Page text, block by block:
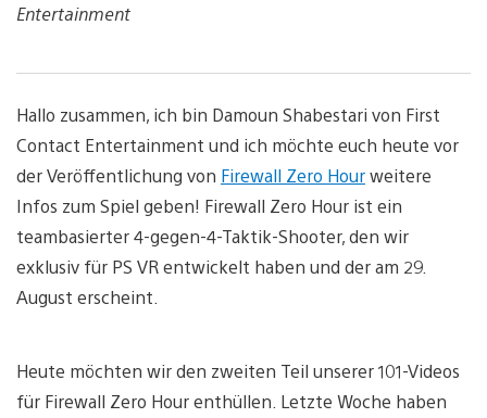
Entertainment
Hallo zusammen, ich bin Damoun Shabestari von First
Contact Entertainment und ich möchte euch heute vor
der Veröffentlichung von Firewall Zero Hourweitere
Infos zum Spiel geben! Firewall Zero Hour ist ein
teambasierter 4-gegen-4-Taktik-Shooter, den wir
exklusiv für PS VR entwickelt haben und der am 29.
August erscheint.
Heute möchten wir den zweiten Teil unserer 101-Videos
für Firewall Zero Hour enthüllen. Letzte Woche haben